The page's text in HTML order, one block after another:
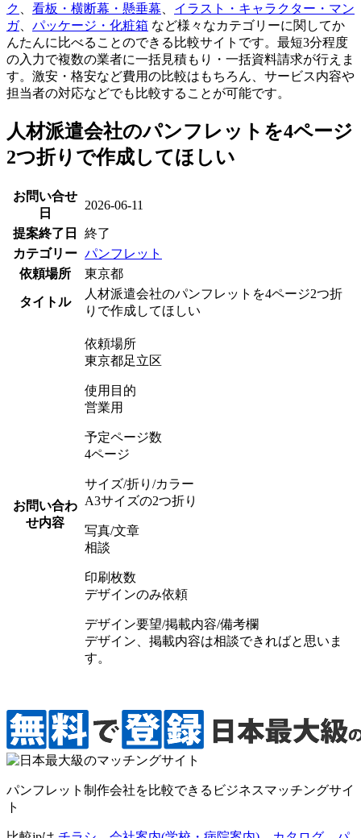
ク
看板・横断幕・懸垂幕
イラスト・キャラクター・マン
ガ、 パッケージ・化粧箱 など様々なカテゴリーに関してか
んたんに比べることのできる比較サイトです。最短3分程度
の入力で複数の業者に一括見積もり・一括資料請求が行えま
す。激安・格安など費用の比較はもちろん、サービス内容や
担当者の対応などでも比較することが可能です。
人材派遣会社のパンフレットを4ページ
2つ折りで作成してほしい
お問い合せ
日
2026-06-11
提案終了日
終了
カテゴリー パンフレット
依頼場所
東京都
タイトル
人材派遣会社のパンフレットを4ページ2つ折
りで作成してほしい
お問い合わ
せ内容
依頼場所
東京都足立区
使用目的
営業用
予定ページ数
4ページ
サイズ/折り/カラー
A3サイズの2つ折り
写真/文章
相談
印刷枚数
デザインのみ依頼
デザイン要望/掲載内容/備考欄
デザイン、掲載内容は相談できればと思いま
す。
パンフレット制作会社を比較できるビジネスマッチングサイ
ト